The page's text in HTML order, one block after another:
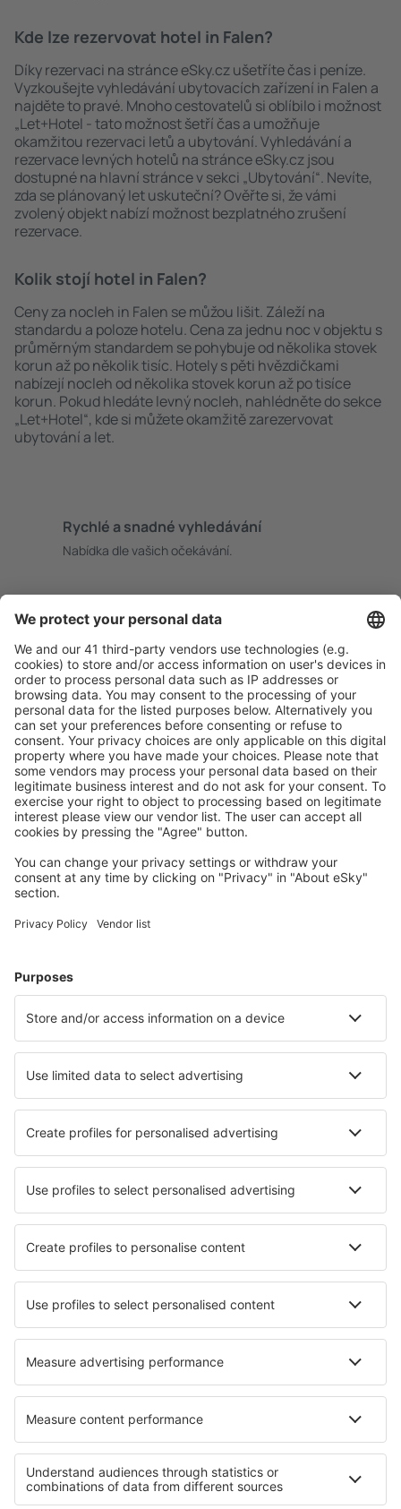
Kde lze rezervovat hotel in Falen?
Díky rezervaci na stránce eSky.cz ušetříte čas i peníze.
Vyzkoušejte vyhledávání ubytovacích zařízení in Falen a
najděte to pravé. Mnoho cestovatelů si oblíbilo i možnost
„Let+Hotel - tato možnost šetří čas a umožňuje
okamžitou rezervaci letů a ubytování. Vyhledávání a
rezervace levných hotelů na stránce eSky.cz jsou
dostupné na hlavní stránce v sekci „Ubytování“. Nevíte,
zda se plánovaný let uskuteční? Ověřte si, že vámi
zvolený objekt nabízí možnost bezplatného zrušení
rezervace.
Kolik stojí hotel in Falen?
Ceny za nocleh in Falen se můžou lišit. Záleží na
standardu a poloze hotelu. Cena za jednu noc v objektu s
průměrným standardem se pohybuje od několika stovek
korun až po několik tisíc. Hotely s pěti hvězdičkami
nabízejí nocleh od několika stovek korun až po tisíce
korun. Pokud hledáte levný nocleh, nahlédněte do sekce
„Let+Hotel“, kde si můžete okamžitě zarezervovat
ubytování a let.
Rychlé a snadné vyhledávání
Nabídka dle vašich očekávání.
Bezproblémová rezervace s možností bezplatného
zrušení.
S námi ušetříte
Atraktivní ceny a speciální nabídky pro přihlášené
uživatele.
Ubytování dle vašeho gusta
Vyberte si z více než 1.3 milionu zařízení: hotelů,
apartmánů, chat a dalších.
Nejvyhledávanější hotely uživateli eSky
Hotely v Dánsku - Oblíbená města
Hotely in Romo-Molby Hotely in Lokken
Hotely in Holstebro Hotely in Middelfart
Hotely v Ronne
Nejlepší hotely - města
Hotely in Bedmar Hotely in Melipilla
Hotely in Charamida Hotely in Castelnuovo del Garda
Hotely in Hanover Park Hotely in Cluny
Hotely in Labaroche Hotely in Saint-Sever
Nejlepší hotely - regiony
Hotely na Lolland-Falsteru Hotely v Bornholmu
Hotely in Faroe Islands Hotely v Dánsku
Hotely v Podleském vojvodství Hotely in Attica